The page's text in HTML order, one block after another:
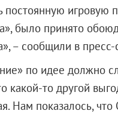
игровую
было принято
– сообщили в
по идее должно
какой-то другой
Нам показалось,